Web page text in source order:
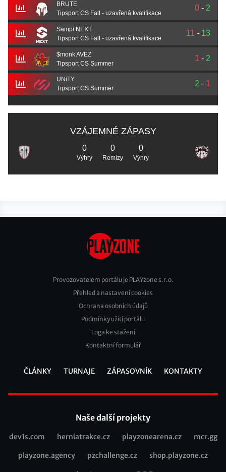
BRUTE
Tipsport CS Fall - uzavřená kvalifikace
0 - 2
Sampi.NEXT
Tipsport CS Fall - uzavřená kvalifikace
11 - 13
$monk AVEZ
Tipsport CS Summer
1 - 2
UNiTY
Tipsport CS Summer
2 - 1
VZÁJEMNÉ ZÁPASY
0
Výhry
0
Remízy
0
Výhry
Footer
Provozovatelem portálu je PLAYzone s.r.o.
Přehled a nastavení cookies
Ochrana osobních údajů
Podmínky užití portálu
Loga ke stažení
Kontaktní formulář
ČLÁNKY TURNAJE ZÁPASOVNÍK KONTAKTY
Naše další projekty
Recommended
dev1s.com herniatrakce.cz playzonearena.cz mcr.gg
playzone.agency pzchallenge.cz shop.playzone.cz